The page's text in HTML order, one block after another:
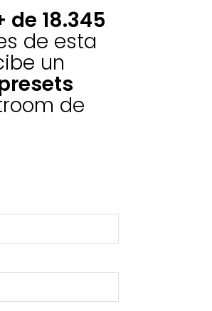
de 18.345
de esta
un
de